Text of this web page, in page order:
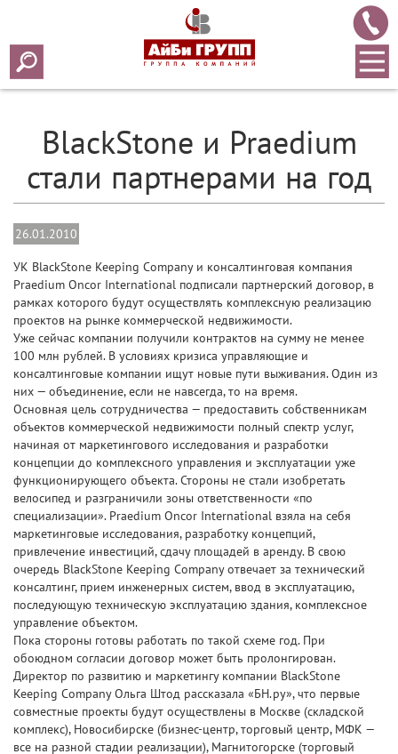
Array ( [0] => 2010 [1] => 01 [2] => 26 [3] => 15 )
BlackStone и Praedium
стали партнерами на год
26.01.2010
УК BlackStone Keeping Company и консалтинговая компания
Praedium Oncor International подписали партнерский договор, в
рамках которого будут осуществлять комплексную реализацию
проектов на рынке коммерческой недвижимости.
Уже сейчас компании получили контрактов на сумму не менее
100 млн рублей. В условиях кризиса управляющие и
консалтинговые компании ищут новые пути выживания. Один из
них — объединение, если не навсегда, то на время.
Основная цель сотрудничества — предоставить собственникам
объектов коммерческой недвижимости полный спектр услуг,
начиная от маркетингового исследования и разработки
концепции до комплексного управления и эксплуатации уже
функционирующего объекта. Стороны не стали изобретать
велосипед и разграничили зоны ответственности «по
специализации». Praedium Oncor International взяла на себя
маркетинговые исследования, разработку концепций,
привлечение инвестиций, сдачу площадей в аренду. В свою
очередь BlackStone Keeping Company отвечает за технический
консалтинг, прием инженерных систем, ввод в эксплуатацию,
последующую техническую эксплуатацию здания, комплексное
управление объектом.
Пока стороны готовы работать по такой схеме год. При
обоюдном согласии договор может быть пролонгирован.
Директор по развитию и маркетингу компании BlackStone
Keeping Company Ольга Штод рассказала «БН.ру», что первые
совместные проекты будут осуществлены в Москве (складской
комплекс), Новосибирске (бизнес-центр, торговый центр, МФК —
все на разной стадии реализации), Магнитогорске (торговый